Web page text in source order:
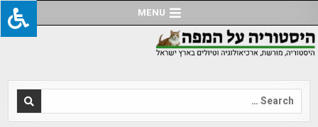
to
content
MENU
Search
for: